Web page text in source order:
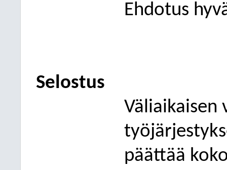
Ehdotus
Selostus
päättää